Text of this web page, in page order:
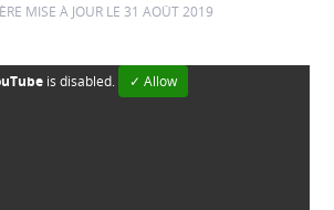
MISE À JOUR LE 31 AOÛT 2019
is disabled. ✓ Allow